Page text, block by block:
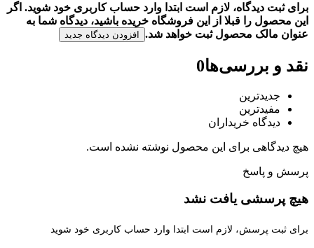
برای ثبت دیدگاه، لازم است ابتدا وارد حساب کاربری خود شوید. اگر
این محصول را قبلا از این فروشگاه خریده باشید، دیدگاه شما به
عنوان مالک محصول ثبت خواهد شد. افزودن دیدگاه جدید
نقد و بررسی‌ها0
جدیدترین
مفیدترین
دیدگاه خریداران
هیچ دیدگاهی برای این محصول نوشته نشده است.
پرسش و پاسخ
هیچ پرسشی یافت نشد
برای ثبت پرسش، لازم است ابتدا وارد حساب کاربری خود شوید